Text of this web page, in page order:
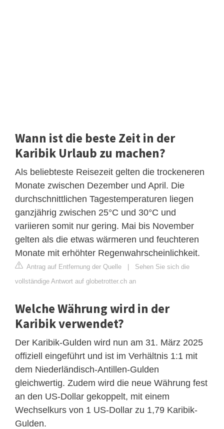
Wann ist die beste Zeit in der
Karibik Urlaub zu machen?
Als beliebteste Reisezeit gelten die trockeneren
Monate zwischen Dezember und April. Die
durchschnittlichen Tagestemperaturen liegen
ganzjährig zwischen 25°C und 30°C und
variieren somit nur gering. Mai bis November
gelten als die etwas wärmeren und feuchteren
Monate mit erhöhter Regenwahrscheinlichkeit.
Antrag auf Entfernung der Quelle | Sehen Sie sich die
vollständige Antwort auf globetrotter.ch an
Welche Währung wird in der
Karibik verwendet?
Der Karibik-Gulden wird nun am 31. März 2025
offiziell eingeführt und ist im Verhältnis 1:1 mit
dem Niederländisch-Antillen-Gulden
gleichwertig. Zudem wird die neue Währung fest
an den US-Dollar gekoppelt, mit einem
Wechselkurs von 1 US-Dollar zu 1,79 Karibik-
Gulden.